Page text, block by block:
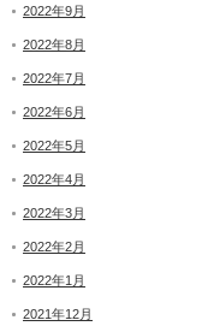
2022年9月
2022年8月
2022年7月
2022年6月
2022年5月
2022年4月
2022年3月
2022年2月
2022年1月
2021年12月